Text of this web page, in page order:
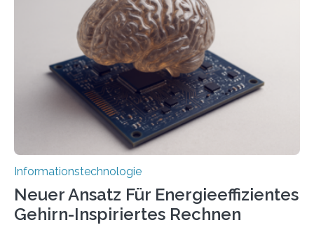
Lösung zur Erzeugung von Emotionen für realistische
Avatare. Gen-AIvatar entwickelt innovative und
kosteneffiziente Methoden, um lebensechte Avatare zu
erstellen. „Besonders wichtig ist uns eine ganzheitliche
Animation, bei der Stimme, Körperbewegung, Gestik
und Mimik im Einklang sind…
Informationstechnologie
Neuer Ansatz Für Energieeffizientes
Gehirn-Inspiriertes Rechnen